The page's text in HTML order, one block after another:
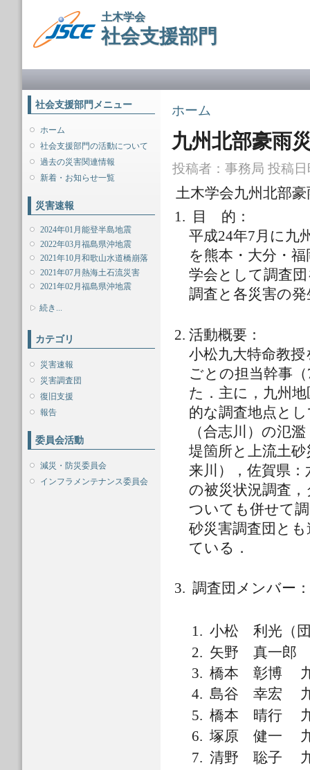
動
土木学会
社会支援部門
社会支援部門メニュー
ホーム
社会支援部門の活動について
過去の災害関連情報
新着・お知らせ一覧
災害速報
2024年01月能登半島地震
2022年03月福島県沖地震
2021年10月和歌山水道橋崩落
2021年07月熱海土石流災害
2021年02月福島県沖地震
表示
続き...
カテゴリ
災害速報
災害調査団
復旧支援
報告
委員会活動
減災・防災委員会
インフラメンテナンス委員会
現在地
ホーム
九州北部豪雨
投稿者： 事務局 投稿日
土木学会九州北部
目 的：
平成24年7月に九
を熊本・大分・
学会として調査
調査と各災害の
活動概要：
小松九大特命教
ごとの担当幹事
た．主に，九州
的な調査地点と
（合志川）の氾
堤箇所と上流土
来川），佐賀県
の被災状況調査
ついても併せて
砂災害調査団と
ている．
調査団メンバー
小松 利光（
矢野 真一郎
橋本 彰博 九
島谷 幸宏 九
橋本 晴行 九
塚原 健一 九
清野 聡子 九